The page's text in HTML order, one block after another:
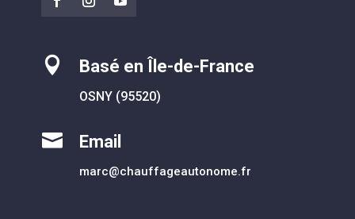
 Basé en Île-de-France
OSNY (95520)
 Email
marc@chauffageautonome.fr